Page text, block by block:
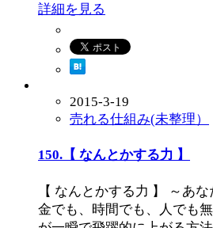
詳細を見る
2015-3-19
売れる仕組み(未整理）
150.【 なんとかする力 】
【 なんとかする力 】 ～あ
金でも、時間でも、人で